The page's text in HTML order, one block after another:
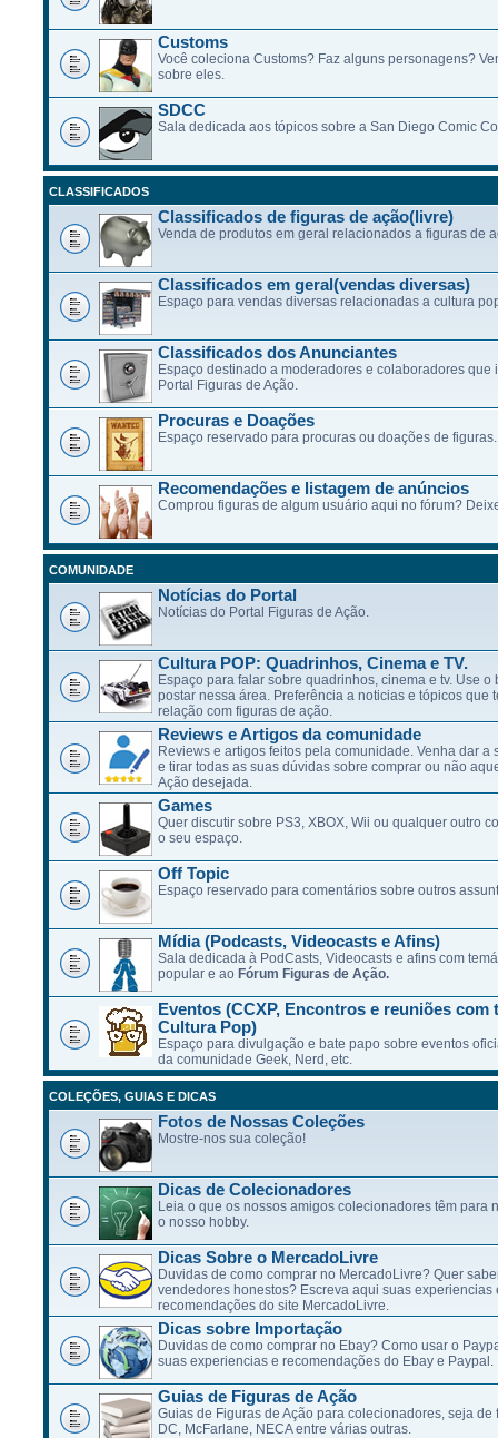
Customs
Você coleciona Customs? Faz alguns personagens?
sobre eles.
SDCC
Sala dedicada aos tópicos sobre a San Diego Comic
CLASSIFICADOS
Classificados de figuras de ação(livre)
Venda de produtos em geral relacionados a figuras de
Classificados em geral(vendas diversas)
Espaço para vendas diversas relacionadas a cultura
Classificados dos Anunciantes
Espaço destinado a moderadores e colaboradores que
Portal Figuras de Ação.
Procuras e Doações
Espaço reservado para procuras ou doações de figuras.
Recomendações e listagem de anúncios
Comprou figuras de algum usuário aqui no fórum?
COMUNIDADE
Notícias do Portal
Notícias do Portal Figuras de Ação.
Cultura POP: Quadrinhos, Cinema e TV.
Espaço para falar sobre quadrinhos, cinema e tv. Use o
postar nessa área. Preferência a noticias e tópicos que
relação com figuras de ação.
Reviews e Artigos da comunidade
Reviews e artigos feitos pela comunidade. Venha dar a
e tirar todas as suas dúvidas sobre comprar ou não
Ação desejada.
Games
Quer discutir sobre PS3, XBOX, Wii ou qualquer outro
o seu espaço.
Off Topic
Espaço reservado para comentários sobre outros
Mídia (Podcasts, Videocasts e Afins)
Sala dedicada à PodCasts, Videocasts e afins com
popular e ao Fórum Figuras de Ação.
Eventos (CCXP, Encontros e reuniões com
Cultura Pop)
Espaço para divulgação e bate papo sobre eventos
da comunidade Geek, Nerd, etc.
COLEÇÕES, GUIAS E DICAS
Fotos de Nossas Coleções
Mostre-nos sua coleção!
Dicas de Colecionadores
Leia o que os nossos amigos colecionadores têm para
o nosso hobby.
Dicas Sobre o MercadoLivre
Duvidas de como comprar no MercadoLivre? Quer
vendedores honestos? Escreva aqui suas experiencias
recomendações do site MercadoLivre.
Dicas sobre Importação
Duvidas de como comprar no Ebay? Como usar o
suas experiencias e recomendações do Ebay e Paypal.
Guias de Figuras de Ação
Guias de Figuras de Ação para colecionadores, seja de
DC, McFarlane, NECA entre várias outras.